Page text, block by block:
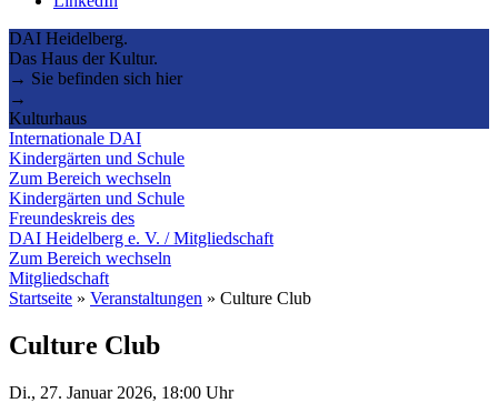
DAI Heidelberg.
Das Haus der Kultur.
→ Sie befinden sich hier
→
Kulturhaus
Internationale DAI
Kindergärten und Schule
Zum Bereich wechseln
Kindergärten und Schule
Freundeskreis des
DAI Heidelberg e. V. / Mitgliedschaft
Zum Bereich wechseln
Mitgliedschaft
Startseite » Veranstaltungen » Culture Club
Culture Club
Di., 27. Januar 2026, 18:00 Uhr